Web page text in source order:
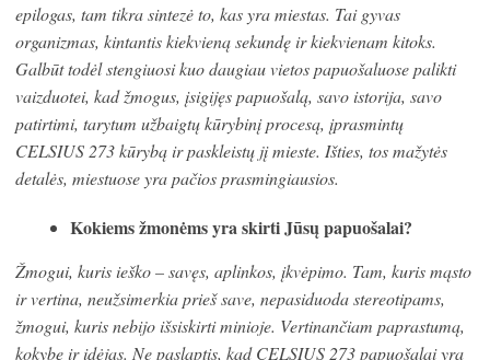
epilogas, tam tikra sintezė to, kas yra miestas. Tai gyvas
organizmas, kintantis kiekvieną sekundę ir kiekvienam kitoks.
Galbūt todėl stengiuosi kuo daugiau vietos papuošaluose palikti
vaizduotei, kad žmogus, įsigijęs papuošalą, savo istorija, savo
patirtimi, tarytum užbaigtų kūrybinį procesą, įprasmintų
CELSIUS 273 kūrybą ir paskleistų jį mieste. Išties, tos mažytės
detalės, miestuose yra pačios prasmingiausios.
Kokiems žmonėms yra skirti Jūsų papuošalai?
Žmogui, kuris ieško – savęs, aplinkos, įkvėpimo. Tam, kuris mąsto
ir vertina, neužsimerkia prieš save, nepasiduoda stereotipams,
žmogui, kuris nebijo išsiskirti minioje. Vertinančiam paprastumą,
kokybę ir idėjas. Ne paslaptis, kad CELSIUS 273 papuošalai yra